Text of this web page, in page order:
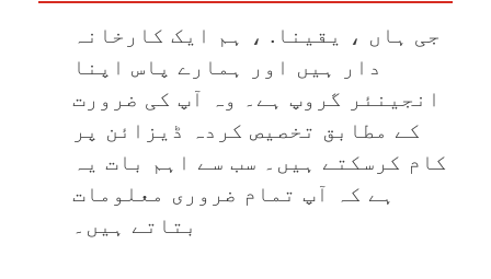
جی ہاں ، یقینا. ، ہم ایک کارخانہ
دار ہیں اور ہمارے پاس اپنا
انجینئر گروپ ہے۔ وہ آپ کی ضرورت
کے مطابق تخصیص کردہ ڈیزائن پر
کام کرسکتے ہیں۔ سب سے اہم بات یہ
ہے کہ آپ تمام ضروری معلومات
بتاتے ہیں۔